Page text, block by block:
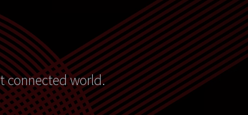
connected world.